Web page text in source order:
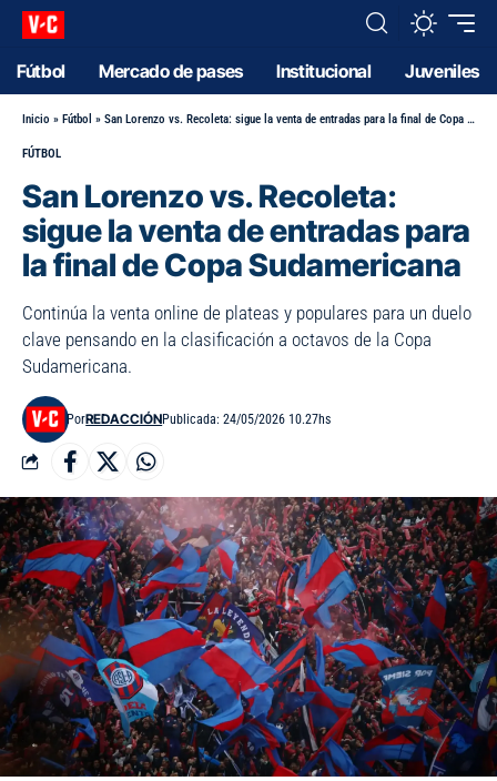
Fútbol Mercado de pases Institucional Juveniles
Inicio » Fútbol » San Lorenzo vs. Recoleta: sigue la venta de entradas para la final de Copa Sudamericana
FÚTBOL
San Lorenzo vs. Recoleta:
sigue la venta de entradas para
la final de Copa Sudamericana
Continúa la venta online de plateas y populares para un duelo
clave pensando en la clasificación a octavos de la Copa
Sudamericana.
PorREDACCIÓNPublicada: 24/05/2026 10.27hs